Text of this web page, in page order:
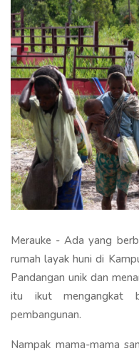
Merauke - Ada yang
rumah layak huni di
Pandangan unik dan
itu ikut mengangkat
pembangunan.
Nampak mama-mama